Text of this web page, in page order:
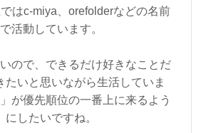
はc-miya、orefolderなどの名前
で活動しています。
ので、できるだけ好きなことだ
たいと思いながら生活していま
が優先順位の一番上に来るよう
にしたいですね。